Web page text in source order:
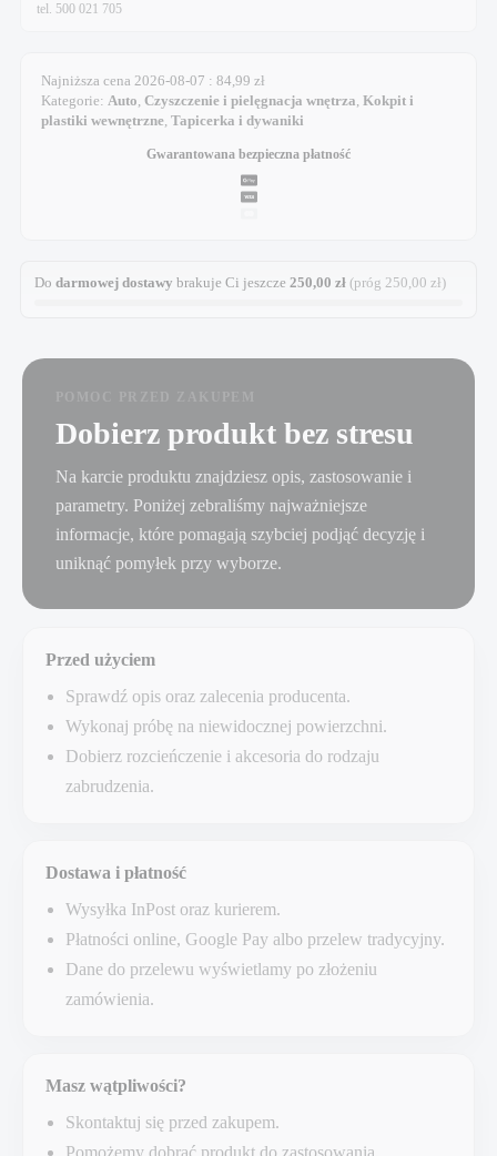
tel. 500 021 705
Najniższa cena 2026-08-07 : 84,99 zł
Kategorie: Auto, Czyszczenie i pielęgnacja wnętrza, Kokpit i
plastiki wewnętrzne, Tapicerka i dywaniki
Gwarantowana bezpieczna płatność
Do darmowej dostawy brakuje Ci jeszcze 250,00 zł (próg 250,00 zł )
Dobierz produkt bez stresu
Na karcie produktu znajdziesz opis, zastosowanie i
parametry. Poniżej zebraliśmy najważniejsze
informacje, które pomagają szybciej podjąć decyzję i
uniknąć pomyłek przy wyborze.
Przed użyciem
Sprawdź opis oraz zalecenia producenta.
Wykonaj próbę na niewidocznej powierzchni.
Dobierz rozcieńczenie i akcesoria do rodzaju
zabrudzenia.
Dostawa i płatność
Wysyłka InPost oraz kurierem.
Płatności online, Google Pay albo przelew tradycyjny.
Dane do przelewu wyświetlamy po złożeniu
zamówienia.
Masz wątpliwości?
Skontaktuj się przed zakupem.